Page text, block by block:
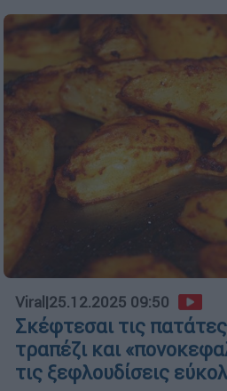
Viral|25.12.2025 09:50
Σκέφτεσαι τις
τραπέζι και
τις ξεφλουδίσεις